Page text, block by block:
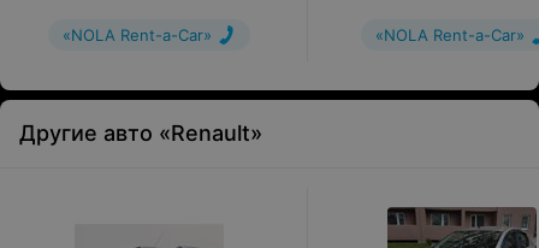
«NOLA Rent-a-Car» «NOLA Rent-a-Car»
Другие авто «Renault»